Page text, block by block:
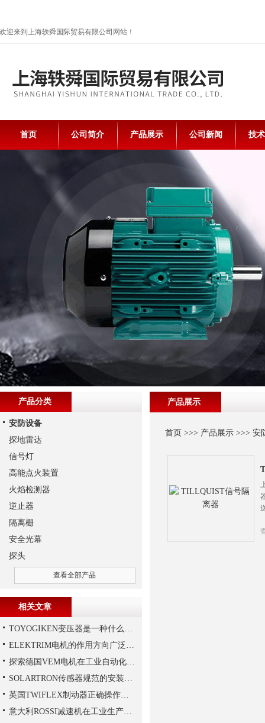
欢迎来到上海轶舜国际贸易有限公司网站！
首页 公司简介 产品展示 公司新闻 技
产品展示
首页 >>> 产品展示 >>>安
产品分类
安防设备
探地雷达
信号灯
高能点火装置
火焰检测器
逆止器
隔离栅
安全光幕
探头
查看全部产品
相关文章
TOYOGIKEN变压器是一种什么设备
ELEKTRIM电机的作用方向广泛且多元化
探索德国VEM电机在工业自动化中的应用
SOLARTRON传感器规范的安装技巧
英国TWIFLEX制动器正确操作方法
意大利ROSSI减速机在工业生产中的主要应用场景与技术优势